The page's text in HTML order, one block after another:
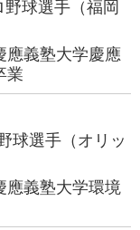
球選手（福岡
義塾大学慶應
業
球選手（オリッ
義塾大学環境